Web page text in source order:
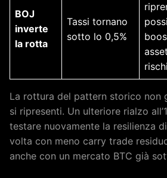
BOJ
inverte
la rotta
Tassi tornano
sotto lo 0,5%
asset
La rottura del pattern storico non
si ripresenti. Un ulteriore rialzo
testare nuovamente la resilienza
volta con meno carry trade
anche con un mercato BTC già